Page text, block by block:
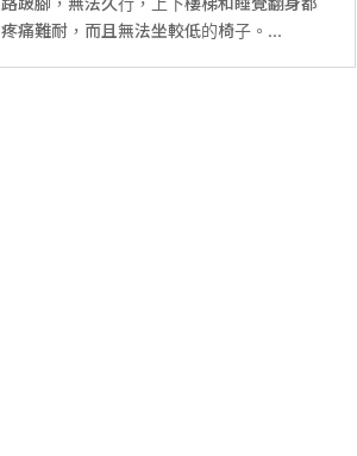
疼痛難耐，而且無法坐較低的椅子。...